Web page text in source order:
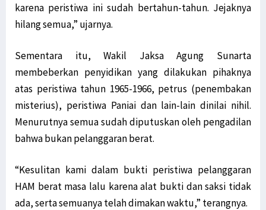
karena peristiwa ini sudah bertahun-tahun. Jejaknya
hilang semua,” ujarnya.
Sementara itu, Wakil Jaksa Agung Sunarta
membeberkan penyidikan yang dilakukan pihaknya
atas peristiwa tahun 1965-1966, petrus (penembakan
misterius), peristiwa Paniai dan lain-lain dinilai nihil.
Menurutnya semua sudah diputuskan oleh pengadilan
bahwa bukan pelanggaran berat.
“Kesulitan kami dalam bukti peristiwa pelanggaran
HAM berat masa lalu karena alat bukti dan saksi tidak
ada, serta semuanya telah dimakan waktu,” terangnya.